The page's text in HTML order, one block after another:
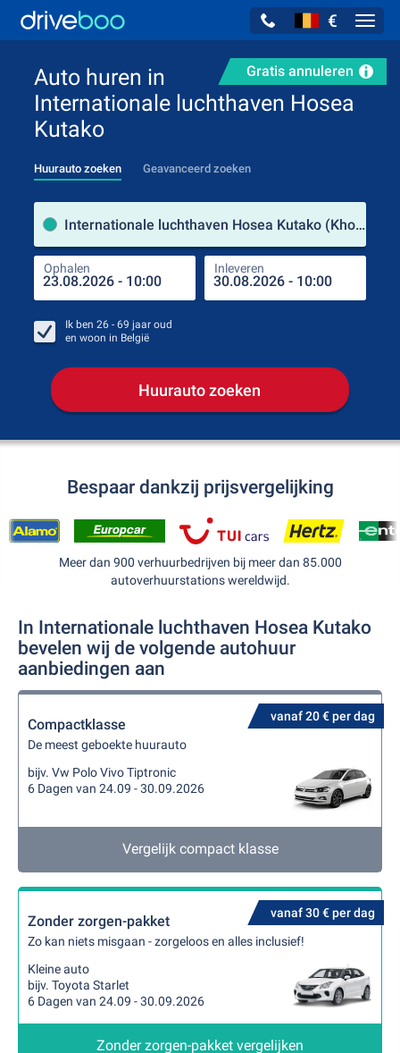
€
Gratis annuleren
Auto huren in
Internationale luchthaven Hosea
Kutako
Huurauto zoeken Geavanceerd zoeken
Internationale luchthaven Hosea Kutako (Khomas / Namibië)
Ophalen Inleveren
Ik ben 26 - 69 jaar oud
en woon in België
Huurauto zoeken
Bespaar dankzij prijsvergelijking
Meer dan 900 verhuurbedrijven bij meer dan 85.000
autoverhuurstations wereldwijd.
In Internationale luchthaven Hosea Kutako
bevelen wij de volgende autohuur
aanbiedingen aan
vanaf 20 € per dag
Compactklasse
De meest geboekte huurauto
bijv. Vw Polo Vivo Tiptronic
6 Dagen van 24.09 - 30.09.2026
Vergelijk compact klasse
vanaf 30 € per dag
Zonder zorgen-pakket
Zo kan niets misgaan - zorgeloos en alles inclusief!
Kleine auto
bijv. Toyota Starlet
6 Dagen van 24.09 - 30.09.2026
Zonder zorgen-pakket vergelijken